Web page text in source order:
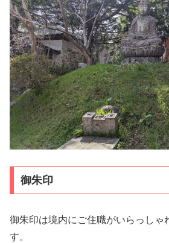
御朱印
御朱印は境内にご住職がいらっしゃ
す。